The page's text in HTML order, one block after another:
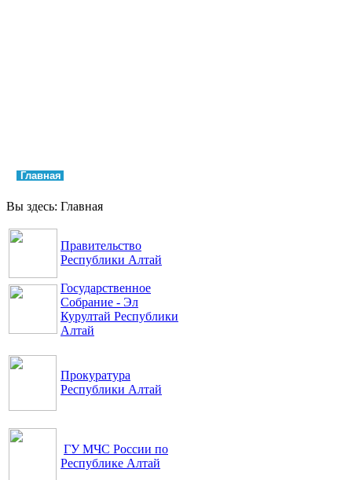
Главная
Вы здесь: Главная
Правительство
Республики Алтай
Государственное
Собрание - Эл
Курултай Республики
Алтай
Прокуратура
Республики Алтай
ГУ МЧС России по
Республике Алтай